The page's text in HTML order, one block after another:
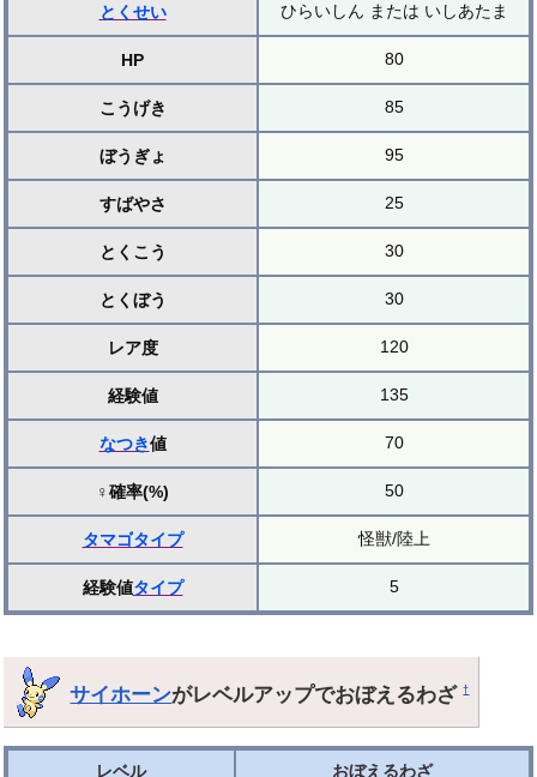
とくせい ひらいしん または いしあたま
HP 80
こうげき 85
ぼうぎょ 95
すばやさ 25
とくこう 30
とくぼう 30
レア度 120
経験値 135
なつき値 70
♀確率(%) 50
タマゴタイプ 怪獣/陸上
経験値タイプ 5
サイホーンがレベルアップでおぼえるわざ†
レベル おぼえるわざ